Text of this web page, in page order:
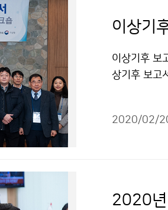
이상기
이상기후 보
상기후 보고
2020/02/
2020년